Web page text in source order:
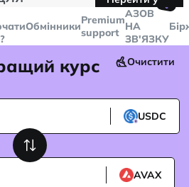
Telegram
ОбмінникиPremium
support
🤙
AЗОВ
НА
ЗВ'ЯЗКУ
курс Очистити
USDC
AVAX